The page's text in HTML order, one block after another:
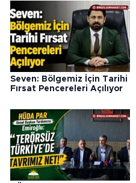
Seven: Bölgemiz İçin Tarihi
Fırsat Pencereleri Açılıyor